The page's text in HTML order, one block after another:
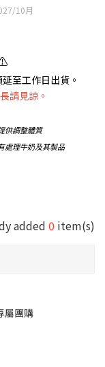
10月
至工作日出貨。
請見諒。
供調整體質
處理牛奶及其製品
added 0 item(s)
屬團購